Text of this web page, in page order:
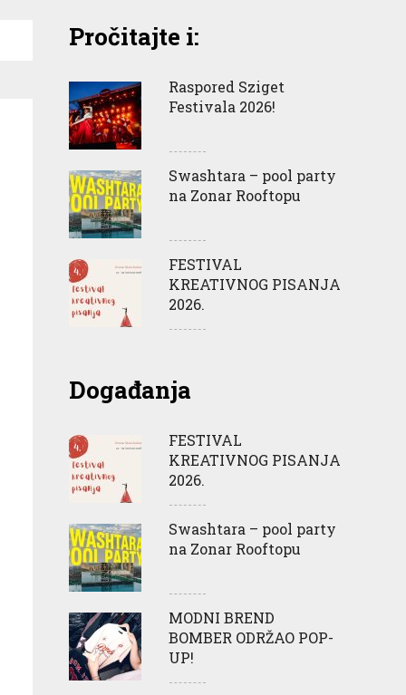
Pročitajte i:
Raspored Sziget
Festivala 2026!
Swashtara – pool party
na Zonar Rooftopu
FESTIVAL
KREATIVNOG PISANJA
2026.
Događanja
FESTIVAL
KREATIVNOG PISANJA
2026.
Swashtara – pool party
na Zonar Rooftopu
MODNI BREND
BOMBER ODRŽAO POP-
UP!